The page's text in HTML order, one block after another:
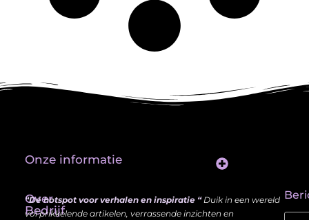
Over
Bedrijf
“Dé hotspot voor verhalen en inspiratie “Duik in een wereld
vol prikkelende artikelen, verrassende inzichten en
Onze informatie